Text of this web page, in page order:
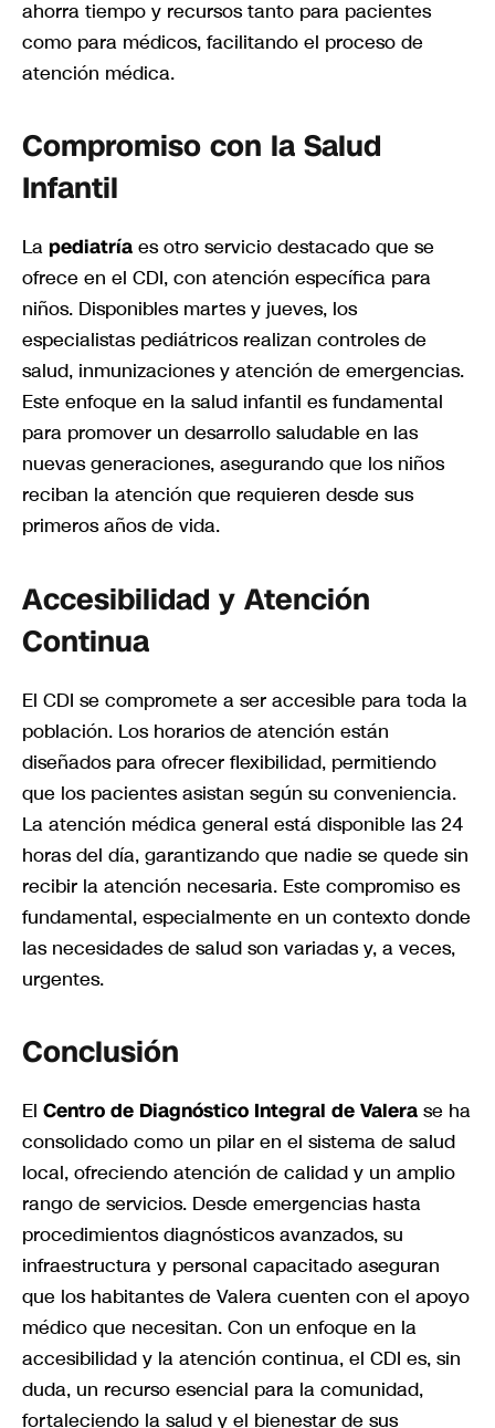
ahorra tiempo y recursos tanto para pacientes
como para médicos, facilitando el proceso de
atención médica.
Compromiso con la Salud
Infantil
La pediatría es otro servicio destacado que se
ofrece en el CDI, con atención específica para
niños. Disponibles martes y jueves, los
especialistas pediátricos realizan controles de
salud, inmunizaciones y atención de emergencias.
Este enfoque en la salud infantil es fundamental
para promover un desarrollo saludable en las
nuevas generaciones, asegurando que los niños
reciban la atención que requieren desde sus
primeros años de vida.
Accesibilidad y Atención
Continua
El CDI se compromete a ser accesible para toda la
población. Los horarios de atención están
diseñados para ofrecer flexibilidad, permitiendo
que los pacientes asistan según su conveniencia.
La atención médica general está disponible las 24
horas del día, garantizando que nadie se quede sin
recibir la atención necesaria. Este compromiso es
fundamental, especialmente en un contexto donde
las necesidades de salud son variadas y, a veces,
urgentes.
Conclusión
El Centro de Diagnóstico Integral de Valera se ha
consolidado como un pilar en el sistema de salud
local, ofreciendo atención de calidad y un amplio
rango de servicios. Desde emergencias hasta
procedimientos diagnósticos avanzados, su
infraestructura y personal capacitado aseguran
que los habitantes de Valera cuenten con el apoyo
médico que necesitan. Con un enfoque en la
accesibilidad y la atención continua, el CDI es, sin
duda, un recurso esencial para la comunidad,
fortaleciendo la salud y el bienestar de sus